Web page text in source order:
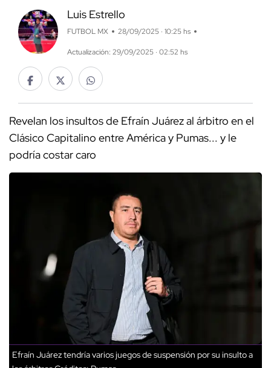
Luis Estrello
FUTBOL MX 28/09/2025 · 10:25 hs
Actualización: 29/09/2025 · 02:52 hs
Revelan los insultos de Efraín Juárez al árbitro en el
Clásico Capitalino entre América y Pumas... y le
podría costar caro
Efraín Juárez tendría varios juegos de suspensión por su insulto a